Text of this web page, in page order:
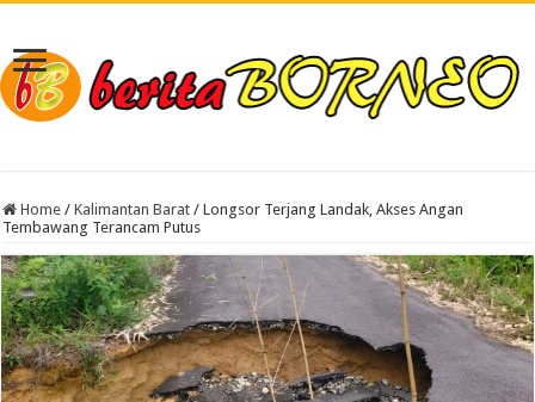
Home / Kalimantan Barat / Longsor Terjang Landak, Akses Angan
Tembawang Terancam Putus